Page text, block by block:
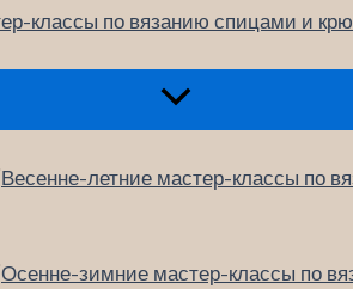
классы по вязанию спицами и
Переключатель
Весенне-летние мастер-классы по
Осенне-зимние мастер-классы по